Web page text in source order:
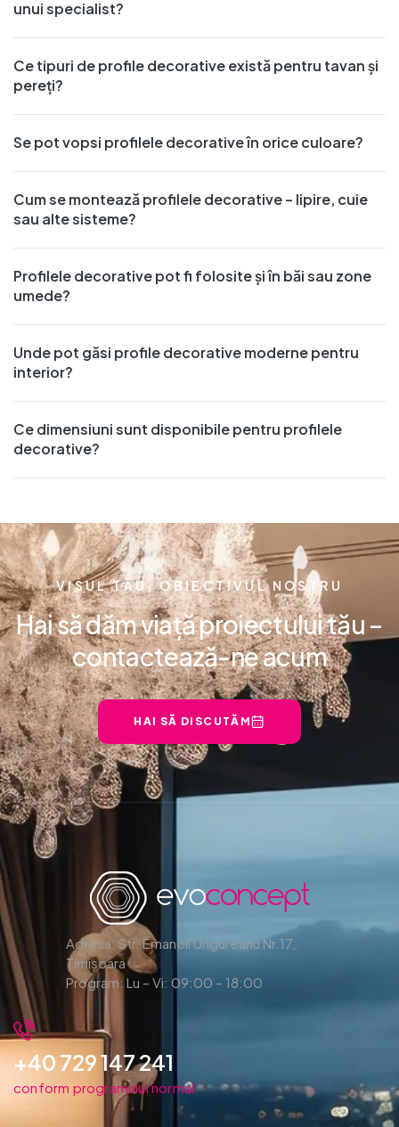
unui specialist?
Ce tipuri de profile decorative există pentru tavan și
pereți?
Se pot vopsi profilele decorative în orice culoare?
Cum se montează profilele decorative – lipire, cuie
sau alte sisteme?
Profilele decorative pot fi folosite și în băi sau zone
umede?
Unde pot găsi profile decorative moderne pentru
interior?
Ce dimensiuni sunt disponibile pentru profilele
decorative?
VISUL TĂU, OBIECTIVUL NOSTRU
Hai să dăm viață proiectului tău –
contactează-ne acum
HAI SĂ DISCUTĂM
Adresa: Str. Emanoil Ungureanu Nr.17,
Timișoara
Program: Lu – Vi: 09:00 – 18:00
+40 729 147 241
conform programului normal